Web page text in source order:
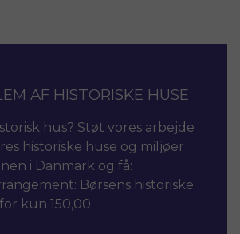
AF HISTORISKE HUSE
hus? Støt vores arbejde
historiske huse og miljøer
i Danmark og få:
Børsens historiske
kun 150,00